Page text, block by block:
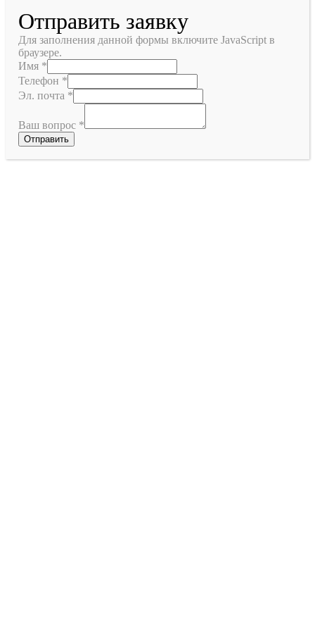
Отправить заявку
Для заполнения данной формы включите JavaScript в
браузере.
Имя *
Телефон *
Эл. почта *
Ваш вопрос *
Отправить